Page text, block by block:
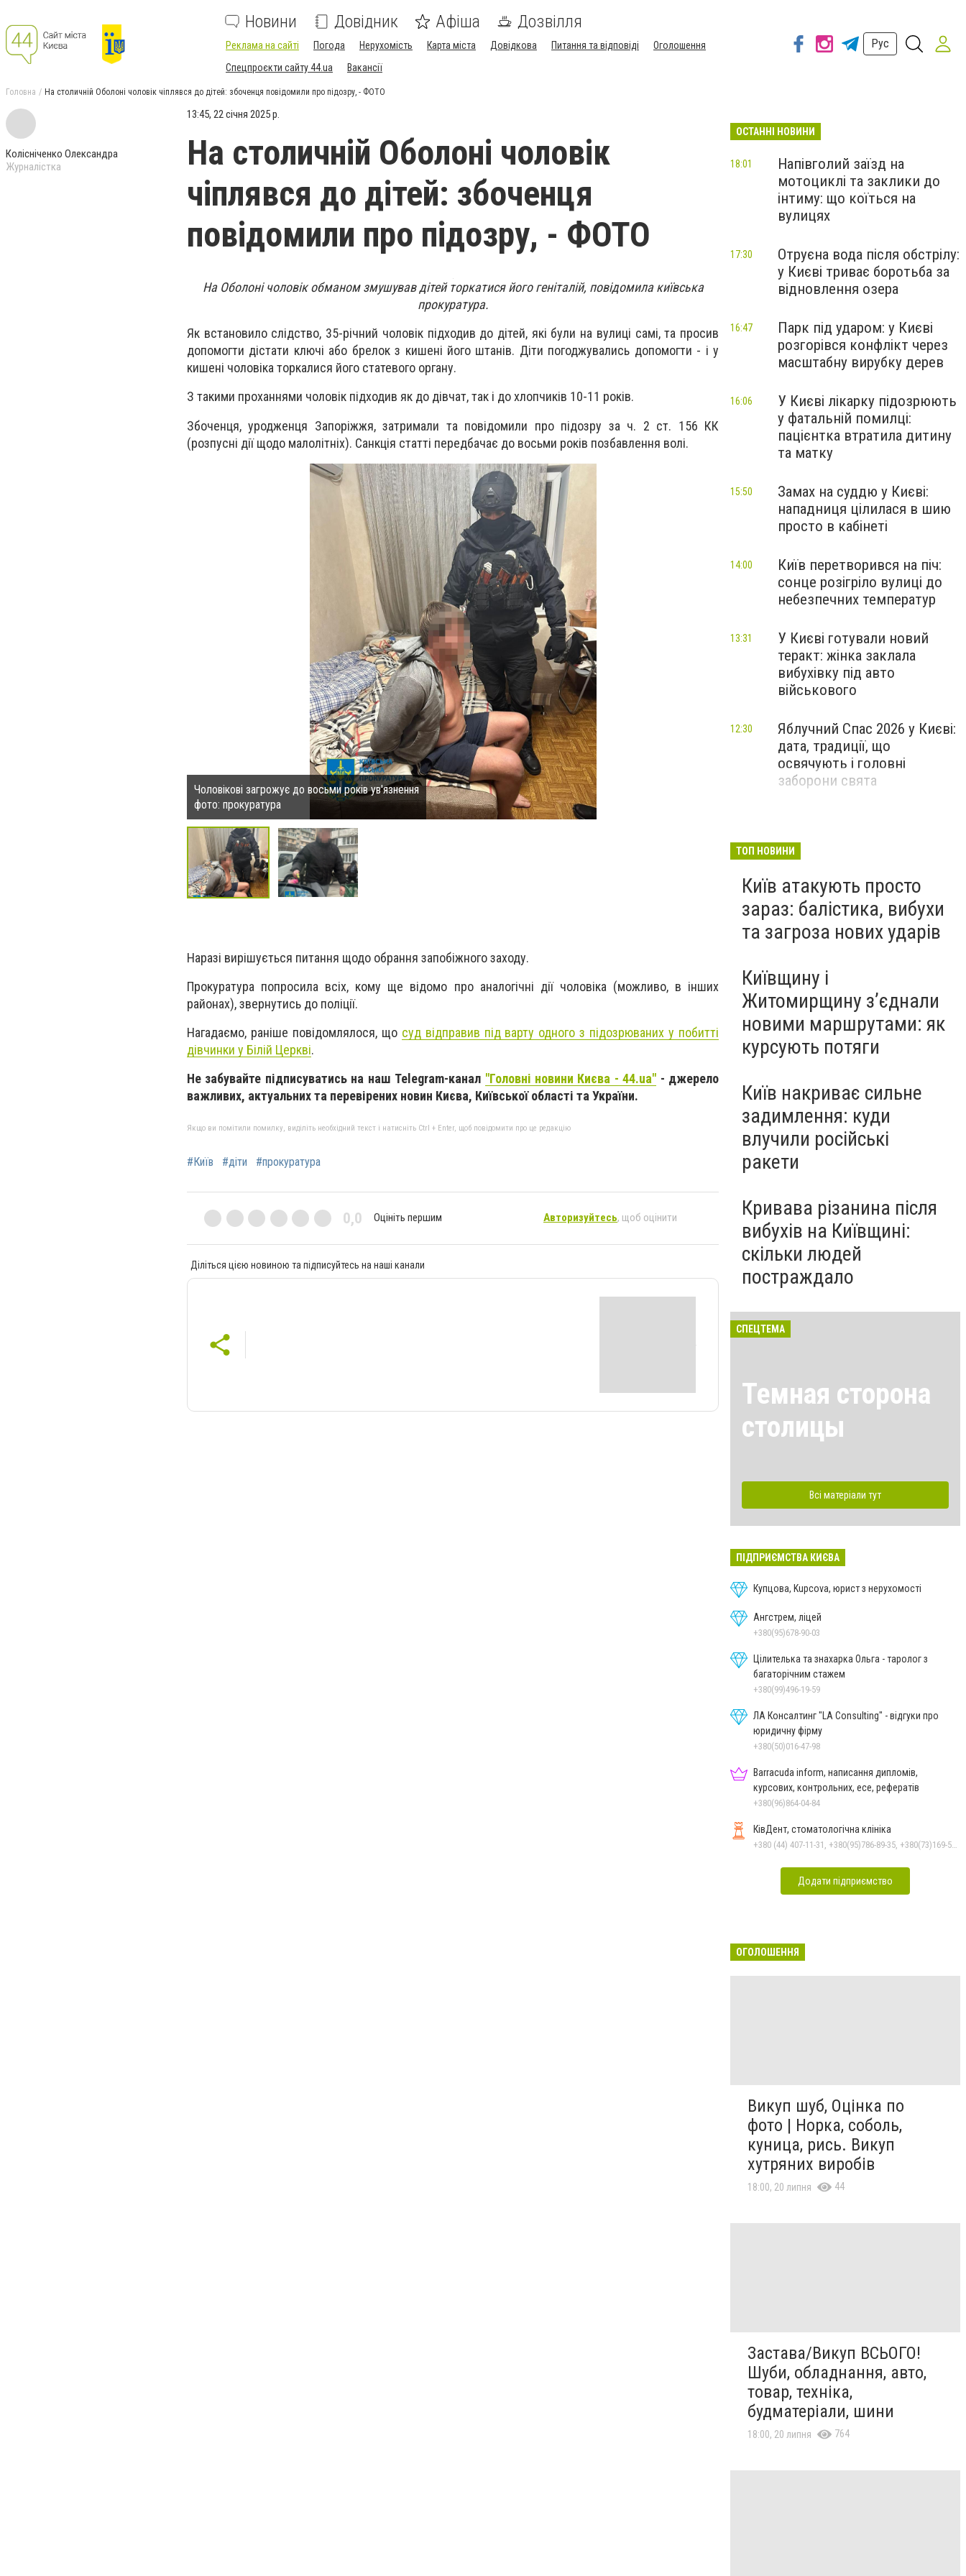
Новини Довідник Афіша Дозвілля
Реклама на сайті Погода Нерухомість Карта міста Довідкова Питання та відповіді
Оголошення
Спецпроєкти сайту 44.ua
Вакансії
Рус
Головна На столичній Оболоні чоловік чіплявся до дітей: збоченця повідомили про підозру, - ФОТО
Колісніченко Олександра
Журналістка
13:45, 22 січня 2025 р.
На столичній Оболоні чоловік
чіплявся до дітей: збоченця
повідомили про підозру, - ФОТО
На Оболоні чоловік обманом змушував дітей торкатися його геніталій, повідомила київська
прокуратура.
Як встановило слідство, 35-річний чоловік підходив до дітей, які були на вулиці самі, та просив
допомогти дістати ключі або брелок з кишені його штанів. Діти погоджувались допомогти - і у
кишені чоловіка торкалися його статевого органу.
З такими проханнями чоловік підходив як до дівчат, так і до хлопчиків 10-11 років.
Збоченця, уродженця Запоріжжя, затримали та повідомили про підозру за ч. 2 ст. 156 КК
(розпусні дії щодо малолітніх). Санкція статті передбачає до восьми років позбавлення волі.
Чоловікові загрожує до восьми років ув'язнення
фото: прокуратура
Чоловікові загрожує до восьми років ув'язнення
Наразі вирішується питання щодо обрання запобіжного заходу.
Прокуратура попросила всіх, кому ще відомо про аналогічні дії чоловіка (можливо, в інших
районах), звернутись до поліції.
Нагадаємо, раніше повідомлялося, що суд відправив під варту одного з підозрюваних у побитті
дівчинки у Білій Церкві.
Не забувайте підписуватись на наш Telegram-канал "Головні новини Києва - 44.ua" - джерело
важливих, актуальних та перевірених новин Києва, Київської області та України.
Якщо ви помітили помилку, виділіть необхідний текст і натисніть Ctrl + Enter, щоб повідомити про це редакцію
#Київ #діти #прокуратура
0,0 Оцініть першим Авторизуйтесь, щоб оцінити
Діліться цією новиною та підписуйтесь на наші канали
ОСТАННІ НОВИНИ
Напівголий заїзд на
мотоциклі та заклики до
інтиму: що коїться на
вулицях
18:01
Отруєна вода після обстрілу:
у Києві триває боротьба за
відновлення озера
17:30
Парк під ударом: у Києві
розгорівся конфлікт через
масштабну вирубку дерев
16:47
У Києві лікарку підозрюють
у фатальній помилці:
пацієнтка втратила дитину
та матку
16:06
Замах на суддю у Києві:
нападниця цілилася в шию
просто в кабінеті
15:50
Київ перетворився на піч:
сонце розігріло вулиці до
небезпечних температур
14:00
У Києві готували новий
теракт: жінка заклала
вибухівку під авто
військового
13:31
Яблучний Спас 2026 у Києві:
дата, традиції, що
освячують і головні
заборони свята
12:30
ТОП НОВИНИ
Київ атакують просто
зараз: балістика, вибухи
та загроза нових ударів
Київщину і
Житомирщину з’єднали
новими маршрутами: як
курсують потяги
Київ накриває сильне
задимлення: куди
влучили російські
ракети
Кривава різанина після
вибухів на Київщині:
скільки людей
постраждало
СПЕЦТЕМА
Темная сторона
столицы
Всі матеріали тут
ПІДПРИЄМСТВА КИЄВА
Купцова, Kupcova, юрист з нерухомості
Ангстрем, ліцей
+380(95)678-90-03
Цілителька та знахарка Ольга - таролог з
багаторічним стажем
+380(99)496-19-59
ЛА Консалтинг "LA Consulting" - відгуки про
юридичну фірму
+380(50)016-47-98
Barracuda inform, написання дипломів,
курсових, контрольних, есе, рефератів
+380(96)864-04-84
КівДент, стоматологічна клініка
Додати підприємство
ОГОЛОШЕННЯ
Викуп шуб, Оцінка по
фото | Норка, соболь,
куница, рись. Викуп
хутряних виробів
18:00, 20 липня 44
Застава/Викуп ВСЬОГО!
Шуби, обладнання, авто,
товар, техніка,
будматеріали, шини
18:00, 20 липня 764